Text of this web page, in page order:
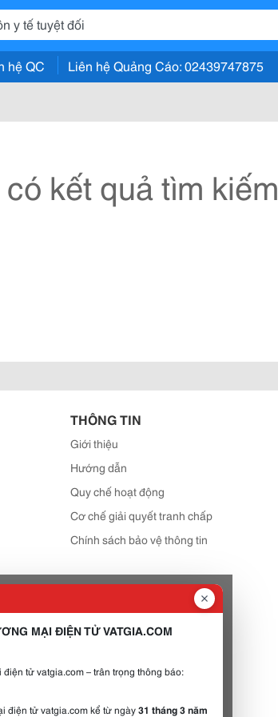
hệ QC Liên hệ Quảng Cáo: 02439747875
kết quả tìm kiếm
THÔNG TIN
Giới thiệu
Hướng dẫn
Quy chế hoạt động
Cơ chế giải quyết tranh chấp
Chính sách bảo vệ thông tin
MẠI ĐIỆN TỬ VATGIA.COM
tử vatgia.com – trân trọng thông báo:
điện tử vatgia.com kể từ ngày31 tháng 3 năm